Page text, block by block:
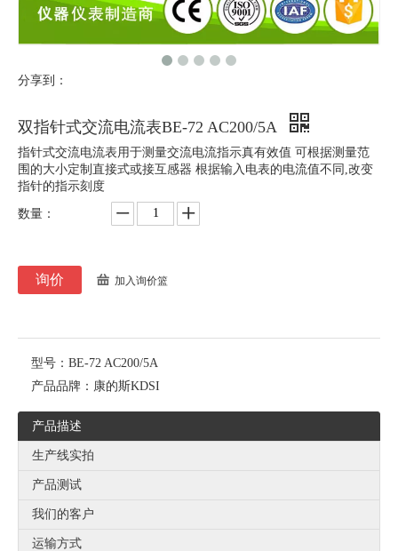
分享到：
双指针式交流电流表BE-72 AC200/5A
指针式交流电流表用于测量交流电流指示真有效值 可根据测量范
围的大小定制直接式或接互感器 根据输入电表的电流值不同,改变
指针的指示刻度
数量：
询价 加入询价篮
型号： BE-72 AC200/5A
产品品牌： 康的斯KDSI
产品描述
生产线实拍
产品测试
我们的客户
运输方式